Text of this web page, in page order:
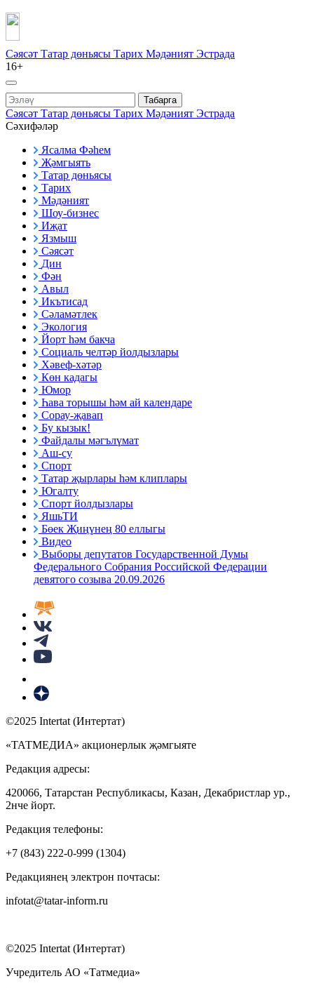
Сәясәт Татар дөньясы Тарих Мәдәният Эстрада
16+
Табарга
Сәясәт Татар дөньясы Тарих Мәдәният Эстрада
Сәхифәләр
Ясалма Фәһем
Җәмгыять
Татар дөньясы
Тарих
Мәдәният
Шоу-бизнес
Иҗат
Язмыш
Сәясәт
Дин
Фән
Авыл
Икътисад
Сәламәтлек
Экология
Йорт һәм бакча
Социаль челтәр йолдызлары
Хәвеф-хәтәр
Көн кадагы
Юмор
Һава торышы һәм ай календаре
Сорау-җавап
Бу кызык!
Файдалы мәгълүмат
Аш-су
Спорт
Татар җырлары һәм клиплары
Югалту
Спорт йолдызлары
ЯшьТИ
Бөек Җиңүнең 80 еллыгы
Видео
Выборы депутатов Государственной Думы
Федерального Собрания Российской Федерации
девятого созыва 20.09.2026
©2025 Intertat (Интертат)
«ТАТМЕДИА» акционерлык җәмгыяте
Редакция адресы:
420066, Татарстан Республикасы, Казан, Декабристлар ур.,
2нче йорт.
Редакция телефоны:
+7 (843) 222-0-999 (1304)
Редакциянең электрон почтасы:
infotat@tatar-inform.ru
©2025 Intertat (Интертат)
Учредитель АО «Татмедиа»